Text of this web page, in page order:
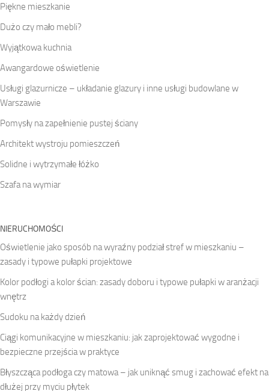
Piękne mieszkanie
Dużo czy mało mebli?
Wyjątkowa kuchnia
Awangardowe oświetlenie
Usługi glazurnicze – układanie glazury i inne usługi budowlane w
Warszawie
Pomysły na zapełnienie pustej ściany
Architekt wystroju pomieszczeń
Solidne i wytrzymałe łóżko
Szafa na wymiar
NIERUCHOMOŚCI
Oświetlenie jako sposób na wyraźny podział stref w mieszkaniu –
zasady i typowe pułapki projektowe
Kolor podłogi a kolor ścian: zasady doboru i typowe pułapki w aranżacji
wnętrz
Sudoku na każdy dzień
Ciągi komunikacyjne w mieszkaniu: jak zaprojektować wygodne i
bezpieczne przejścia w praktyce
Błyszcząca podłoga czy matowa – jak uniknąć smug i zachować efekt na
dłużej przy myciu płytek